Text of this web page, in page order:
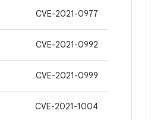
CVE-2021-0977
CVE-2021-0992
CVE-2021-0999
CVE-2021-1004